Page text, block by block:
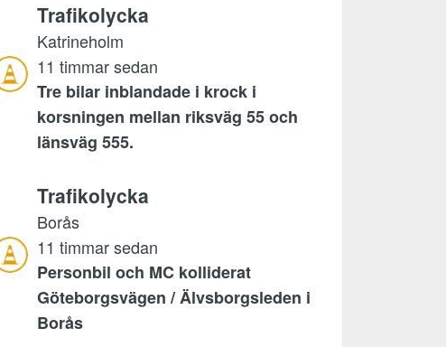
Trafikolycka
Katrineholm
11 timmar sedan
Tre bilar inblandade i krock i
korsningen mellan riksväg 55 och
länsväg 555.
Trafikolycka
Borås
11 timmar sedan
Personbil och MC kolliderat
Göteborgsvägen / Älvsborgsleden i
Borås